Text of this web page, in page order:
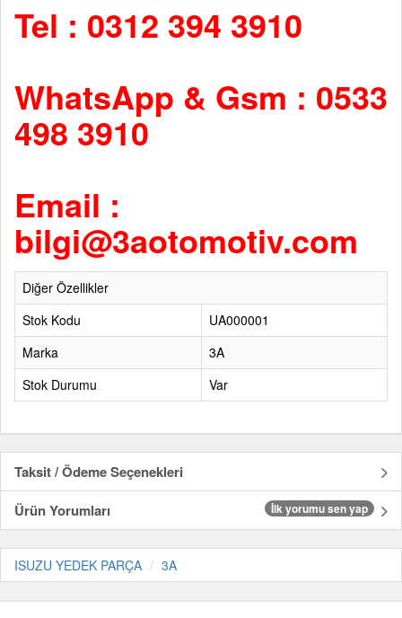
Tel : 0312 394 3910
WhatsApp & Gsm : 0533
498 3910
Email :
bilgi@3aotomotiv.com
Diğer Özellikler
Stok Kodu
UA000001
Marka
3A
Stok Durumu
Var
Taksit / Ödeme Seçenekleri
Ürün Yorumları
İlk yorumu sen yap
ISUZU YEDEK PARÇA 3A